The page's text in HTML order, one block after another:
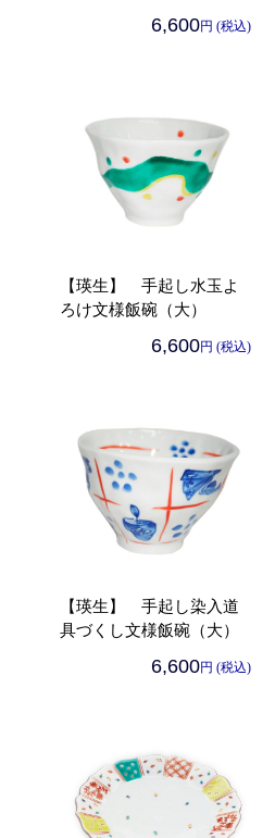
6,600円 (税込)
【瑛生】 手起し水玉よ
ろけ文様飯碗（大）
6,600円 (税込)
【瑛生】 手起し染入道
具づくし文様飯碗（大）
6,600円 (税込)